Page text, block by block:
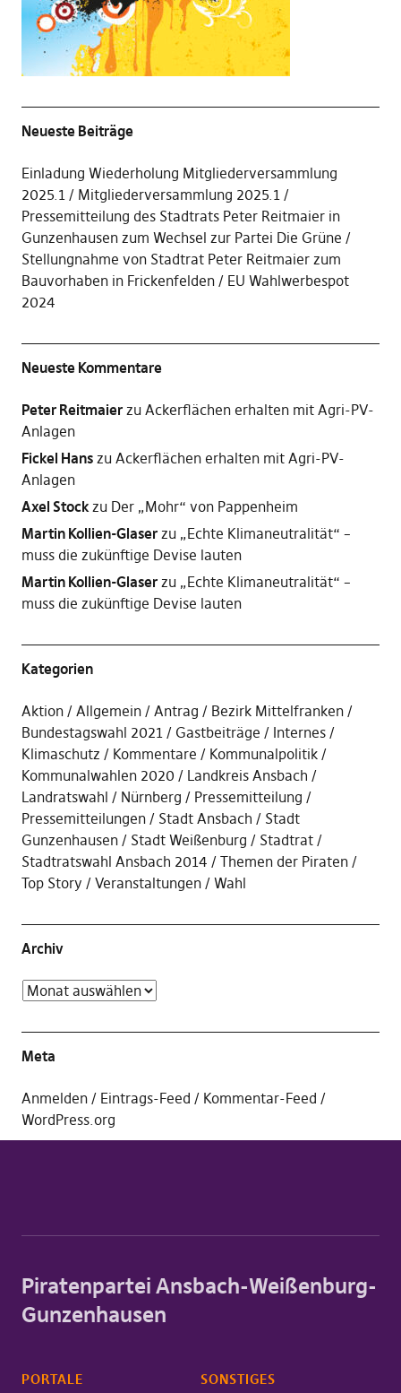
Neueste Beiträge
Einladung Wiederholung Mitgliederversammlung
2025.1
Mitgliederversammlung 2025.1
Pressemitteilung des Stadtrats Peter Reitmaier in
Gunzenhausen zum Wechsel zur Partei Die Grüne
Stellungnahme von Stadtrat Peter Reitmaier zum
Bauvorhaben in Frickenfelden
EU Wahlwerbespot
2024
Neueste Kommentare
Peter Reitmaierzu Ackerflächen erhalten mit Agri-PV-
Anlagen
Fickel Hanszu Ackerflächen erhalten mit Agri-PV-
Anlagen
Axel Stockzu Der „Mohr“ von Pappenheim
Martin Kollien-Glaserzu „Echte Klimaneutralität“ –
muss die zukünftige Devise lauten
Martin Kollien-Glaserzu „Echte Klimaneutralität“ –
muss die zukünftige Devise lauten
Kategorien
Aktion Allgemein Antrag
Bezirk Mittelfranken
Bundestagswahl 2021
Gastbeiträge
Internes
Klimaschutz
Kommentare
Kommunalpolitik
Kommunalwahlen 2020
Landkreis Ansbach
Landratswahl
Nürnberg
Pressemitteilung
Pressemitteilungen
Stadt Ansbach
Stadt
Gunzenhausen
Stadt Weißenburg
Stadtrat
Stadtratswahl Ansbach 2014
Themen der Piraten
Top Story
Veranstaltungen Wahl
Archiv
Meta
Anmelden Eintrags-Feed
Kommentar-Feed
WordPress.org
Piratenpartei Ansbach-Weißenburg-
Gunzenhausen
PORTALE SONSTIGES